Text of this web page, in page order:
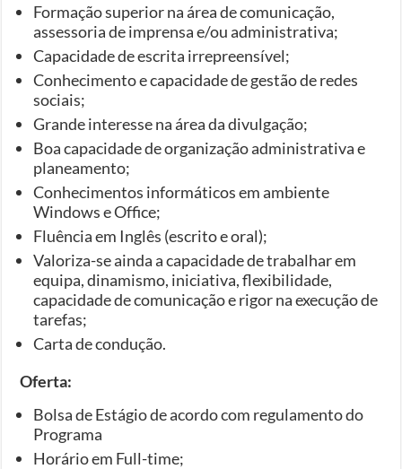
Formação superior na área de comunicação,
assessoria de imprensa e/ou administrativa;
Capacidade de escrita irrepreensível;
Conhecimento e capacidade de gestão de redes
sociais;
Grande interesse na área da divulgação;
Boa capacidade de organização administrativa e
planeamento;
Conhecimentos informáticos em ambiente
Windows e Office;
Fluência em Inglês (escrito e oral);
Valoriza-se ainda a capacidade de trabalhar em
equipa, dinamismo, iniciativa, flexibilidade,
capacidade de comunicação e rigor na execução de
tarefas;
Carta de condução.
Oferta:
Bolsa de Estágio de acordo com regulamento do
Programa
Horário em Full-time;